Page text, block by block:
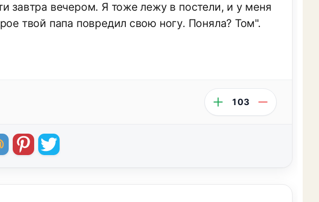
завтра вечером. Я тоже лежу в постели, и у меня
твой папа повредил свою ногу. Поняла? Том".
103